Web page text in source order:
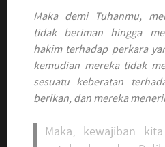
Maka demi Tuhanmu,
tidak beriman hingga
hakim terhadap perkara
kemudian mereka tidak
sesuatu keberatan
berikan, dan mereka
Maka, kewajiban